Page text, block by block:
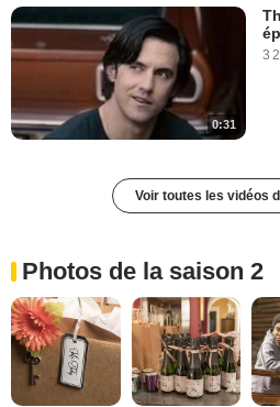
0:31
3
Voir toutes les vidéos
Photos de la saison 2